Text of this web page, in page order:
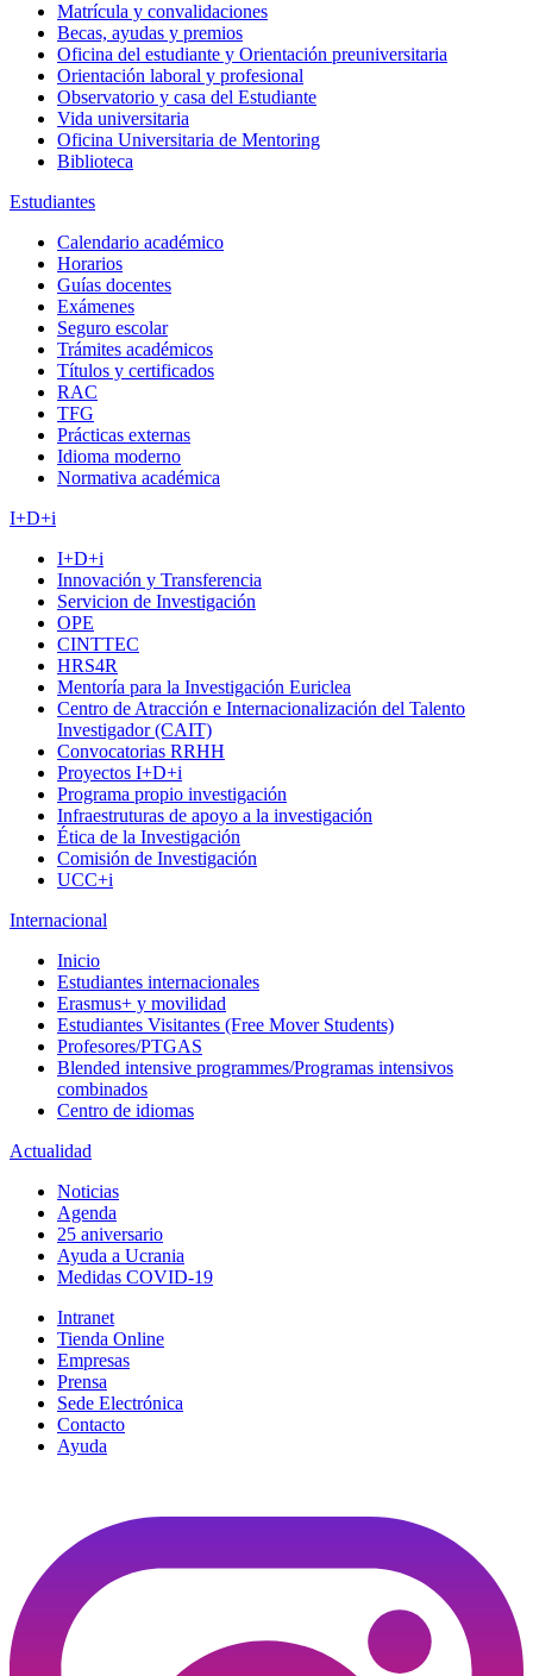
Matrícula y convalidaciones
Becas, ayudas y premios
Oficina del estudiante y Orientación preuniversitaria
Orientación laboral y profesional
Observatorio y casa del Estudiante
Vida universitaria
Oficina Universitaria de Mentoring
Biblioteca
Estudiantes
Calendario académico
Horarios
Guías docentes
Exámenes
Seguro escolar
Trámites académicos
Títulos y certificados
RAC
TFG
Prácticas externas
Idioma moderno
Normativa académica
I+D+i
I+D+i
Innovación y Transferencia
Servicion de Investigación
OPE
CINTTEC
HRS4R
Mentoría para la Investigación Euriclea
Centro de Atracción e Internacionalización del Talento
Investigador (CAIT)
Convocatorias RRHH
Proyectos I+D+i
Programa propio investigación
Infraestruturas de apoyo a la investigación
Ética de la Investigación
Comisión de Investigación
UCC+i
Internacional
Inicio
Estudiantes internacionales
Erasmus+ y movilidad
Estudiantes Visitantes (Free Mover Students)
Profesores/PTGAS
Blended intensive programmes/Programas intensivos
combinados
Centro de idiomas
Actualidad
Noticias
Agenda
25 aniversario
Ayuda a Ucrania
Medidas COVID-19
Intranet
Tienda Online
Empresas
Prensa
Sede Electrónica
Contacto
Ayuda